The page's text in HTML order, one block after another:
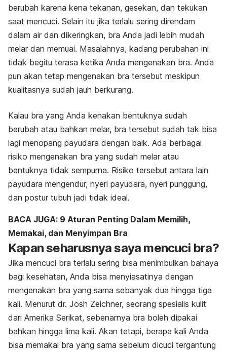
berubah karena kena tekanan, gesekan, dan tekukan
saat mencuci. Selain itu jika terlalu sering direndam
dalam air dan dikeringkan, bra Anda jadi lebih mudah
melar dan memuai. Masalahnya, kadang perubahan ini
tidak begitu terasa ketika Anda mengenakan bra. Anda
pun akan tetap mengenakan bra tersebut meskipun
kualitasnya sudah jauh berkurang.
Kalau bra yang Anda kenakan bentuknya sudah
berubah atau bahkan melar, bra tersebut sudah tak bisa
lagi menopang payudara dengan baik. Ada berbagai
risiko mengenakan bra yang sudah melar atau
bentuknya tidak sempurna. Risiko tersebut antara lain
payudara mengendur, nyeri payudara, nyeri punggung,
dan postur tubuh jadi tidak ideal.
BACA JUGA: 9 Aturan Penting Dalam Memilih,
Memakai, dan Menyimpan Bra
Kapan seharusnya saya mencuci bra?
Jika mencuci bra terlalu sering bisa menimbulkan bahaya
bagi kesehatan, Anda bisa menyiasatinya dengan
mengenakan bra yang sama sebanyak dua hingga tiga
kali. Menurut dr. Josh Zeichner, seorang spesialis kulit
dari Amerika Serikat, sebenarnya bra boleh dipakai
bahkan hingga lima kali. Akan tetapi, berapa kali Anda
bisa memakai bra yang sama sebelum dicuci tergantung